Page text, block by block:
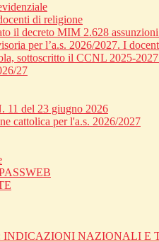
di religione
il decreto MIM 2.628 assunzioni
per l’a.s. 2026/2027. I
sottoscritto il CCNL 2025-
27
11 del 23 giugno 2026
cattolica per l'a.s. 2026/2027
NAZIONALI